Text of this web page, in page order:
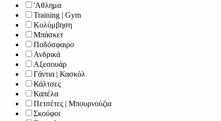
'Αθλημα
Training | Gym
Κολύμβηση
Μπάσκετ
Ποδόσφαιρο
Ανδρικά
Αξεσουάρ
Γάντια | Κασκόλ
Κάλτσες
Καπέλα
Πετσέτες | Μπουρνούζια
Σκούφοι